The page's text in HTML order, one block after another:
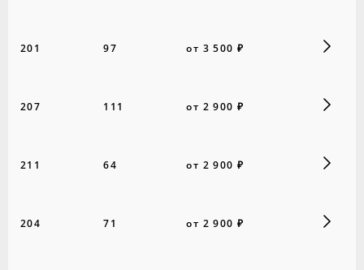
201 97 от 3 500 ₽
207 111 от 2 900 ₽
211 64 от 2 900 ₽
204 71 от 2 900 ₽